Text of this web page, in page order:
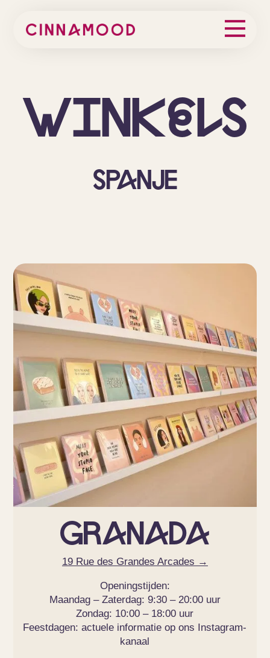
Winkels
Spanje
Granada
19 Rue des Grandes Arcades →
Openingstijden:
Maandag – Zaterdag: 9:30 – 20:00 uur
Zondag: 10:00 – 18:00 uur
Feestdagen: actuele informatie op ons Instagram-
kanaal